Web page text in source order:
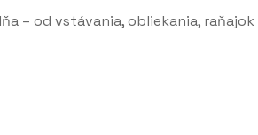
– od vstávania, obliekania, raňajok